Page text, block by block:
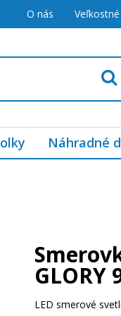
O nás
Náhradné
GLORY
LED smerové